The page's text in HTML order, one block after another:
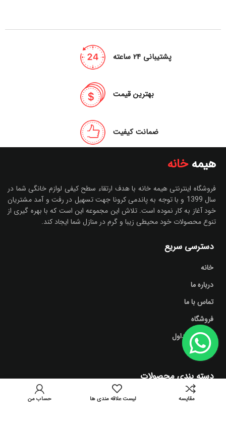
پشتیبانی 24 ساعته
بهترین قیمت
ضمانت کیفیت
هیمه خانه
فروشگاه اینترنتی هیمه خانه با هدف ارتقاء سطح کیفی لوازم خانگی شما در
سال 1399 و با توجه به پاندمی کرونا جهت تسهیل در رفت و آمد مشتریان
خود آغاز به کار نموده است. تلاش این مجموعه این است که با بهره گیری از
تنوع محصولات خود محیطی زیبا و گرم در منازل شما ایجاد کند.
دسترسی سریع
خانه
درباره ما
تماس با ما
فروشگاه
سوالات متداول
وبلاگ
دسته بندی محصولات
آشپزخانهمقايسه لیست علاقه مندی ها حساب من